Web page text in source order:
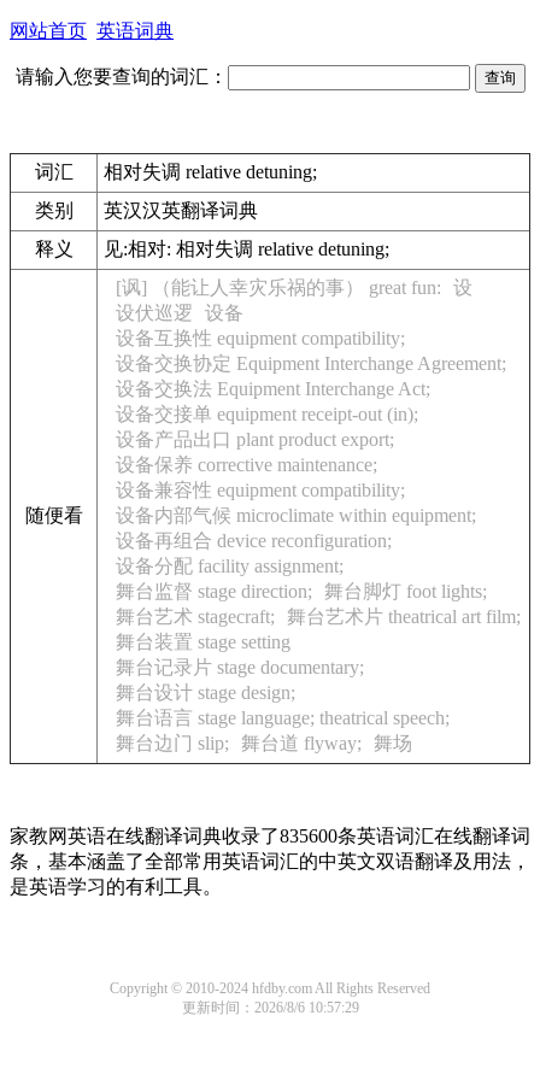
网站首页 英语词典
请输入您要查询的词汇：
词汇
相对失调 relative detuning;
类别
英汉汉英翻译词典
释义
见:相对: 相对失调 relative detuning;
随便看
[讽] （能让人幸灾乐祸的事） great fun:
设
设伏巡逻
设备
设备互换性 equipment compatibility;
设备交换协定 Equipment Interchange Agreement;
设备交换法 Equipment Interchange Act;
设备交接单 equipment receipt-out (in);
设备产品出口 plant product export;
设备保养 corrective maintenance;
设备兼容性 equipment compatibility;
设备内部气候 microclimate within equipment;
设备再组合 device reconfiguration;
设备分配 facility assignment;
舞台监督 stage direction;
舞台脚灯 foot lights;
舞台艺术 stagecraft;
舞台艺术片 theatrical art film;
舞台装置 stage setting
舞台记录片 stage documentary;
舞台设计 stage design;
舞台语言 stage language; theatrical speech;
舞台边门 slip;
舞台道 flyway; 舞场
家教网英语在线翻译词典收录了835600条英语词汇在线翻译词
条，基本涵盖了全部常用英语词汇的中英文双语翻译及用法，
是英语学习的有利工具。
Copyright © 2010-2024 hfdby.com All Rights Reserved
更新时间：2026/8/6 10:57:29